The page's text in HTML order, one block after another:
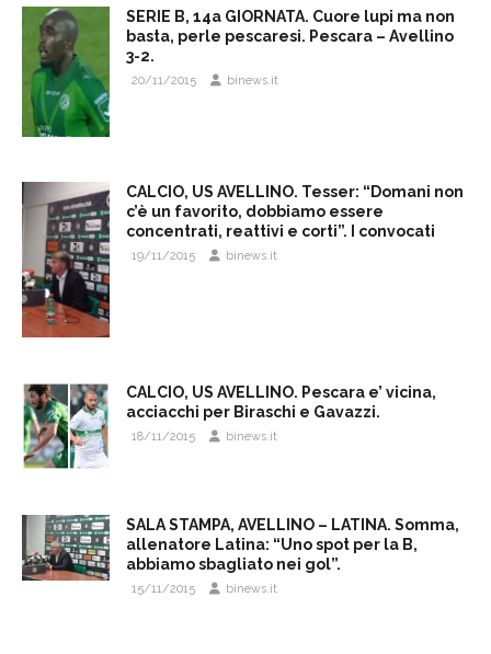
SERIE B, 14a GIORNATA. Cuore lupi ma non
basta, perle pescaresi. Pescara – Avellino
3-2.
20/11/2015 binews.it
CALCIO, US AVELLINO. Tesser: “Domani non
c’è un favorito, dobbiamo essere
concentrati, reattivi e corti”. I convocati
19/11/2015 binews.it
CALCIO, US AVELLINO. Pescara e’ vicina,
acciacchi per Biraschi e Gavazzi.
18/11/2015 binews.it
SALA STAMPA, AVELLINO – LATINA. Somma,
allenatore Latina: “Uno spot per la B,
abbiamo sbagliato nei gol”.
15/11/2015 binews.it